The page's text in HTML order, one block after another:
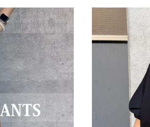
NO.59252608）
【即納